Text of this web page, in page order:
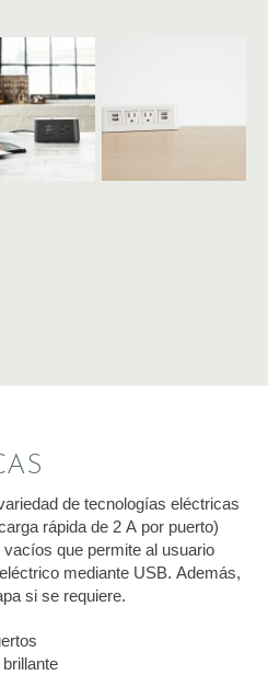
de tecnologías eléctricas
rápida de 2 A por puerto)
que permite al usuario
mediante USB. Además,
si se requiere.